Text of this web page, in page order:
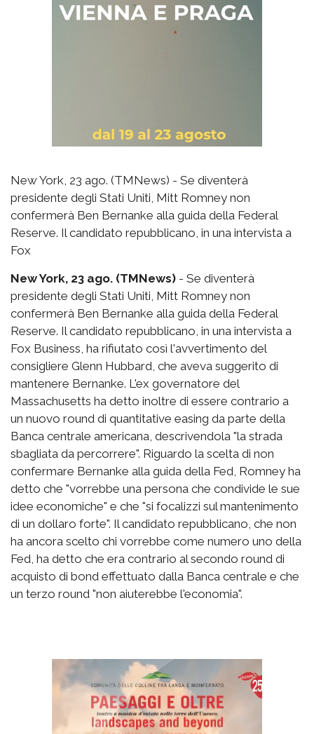
New York, 23 ago. (TMNews) - Se diventerà
presidente degli Stati Uniti, Mitt Romney non
confermerà Ben Bernanke alla guida della Federal
Reserve. Il candidato repubblicano, in una intervista a
Fox
New York, 23 ago. (TMNews) - Se diventerà
presidente degli Stati Uniti, Mitt Romney non
confermerà Ben Bernanke alla guida della Federal
Reserve. Il candidato repubblicano, in una intervista a
Fox Business, ha rifiutato così l'avvertimento del
consigliere Glenn Hubbard, che aveva suggerito di
mantenere Bernanke. L'ex governatore del
Massachusetts ha detto inoltre di essere contrario a
un nuovo round di quantitative easing da parte della
Banca centrale americana, descrivendola "la strada
sbagliata da percorrere". Riguardo la scelta di non
confermare Bernanke alla guida della Fed, Romney ha
detto che "vorrebbe una persona che condivide le sue
idee economiche" e che "si focalizzi sul mantenimento
di un dollaro forte". Il candidato repubblicano, che non
ha ancora scelto chi vorrebbe come numero uno della
Fed, ha detto che era contrario al secondo round di
acquisto di bond effettuato dalla Banca centrale e che
un terzo round "non aiuterebbe l'economia".